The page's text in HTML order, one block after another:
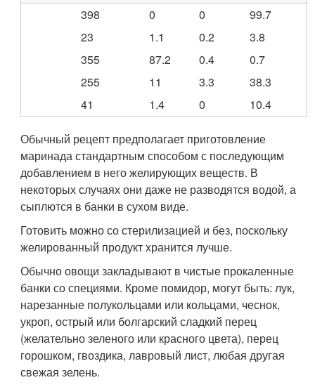
398
0 0
99.7
23
1.1 0.2
3.8
355
87.2 0.4
0.7
255
11 3.3
38.3
41
1.4 0 10.4
Обычный рецепт предполагает приготовление
маринада стандартным способом с последующим
добавлением в него желирующих веществ. В
некоторых случаях они даже не разводятся водой, а
сыплются в банки в сухом виде.
Готовить можно со стерилизацией и без, поскольку
желированный продукт хранится лучше.
Обычно овощи закладывают в чистые прокаленные
банки со специями. Кроме помидор, могут быть: лук,
нарезанные полукольцами или кольцами, чеснок,
укроп, острый или болгарский сладкий перец
(желательно зеленого или красного цвета), перец
горошком, гвоздика, лавровый лист, любая другая
свежая зелень.